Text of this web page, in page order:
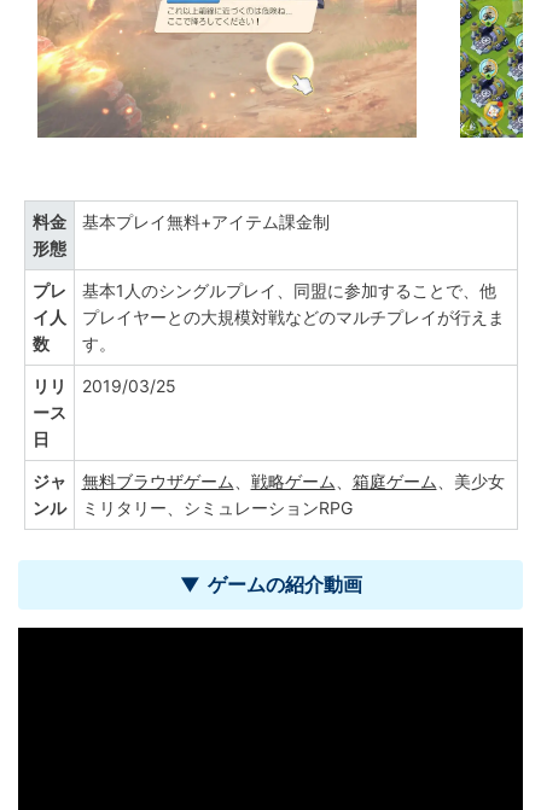
料金
形態
基本プレイ無料+アイテム課金制
プレ
イ人
数
基本1人のシングルプレイ、同盟に参加することで、他
プレイヤーとの大規模対戦などのマルチプレイが行えま
す。
リリ
ース
日
2019/03/25
ジャ
ンル
無料ブラウザゲーム 戦略ゲーム 箱庭ゲーム 、美少女
ミリタリー、シミュレーションRPG
ゲームの紹介動画